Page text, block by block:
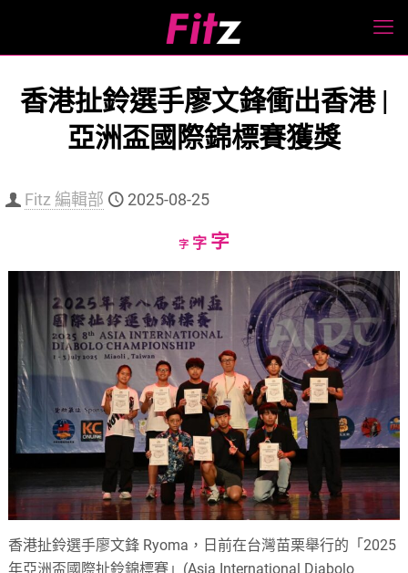
香港扯鈴選手廖文鋒衝出香港 |
亞洲盃國際錦標賽獲獎
Fitz 編輯部 2025-08-25
字Decrease
字Reset
size.
字Increase
size.
香港扯鈴選手廖文鋒 Ryoma，日前在台灣苗栗舉行的「2025
年亞洲盃國際扯鈴錦標賽」(Asia International Diabolo